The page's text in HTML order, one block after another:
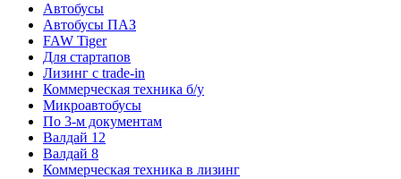
Автобусы
Автобусы ПАЗ
FAW Tiger
Для стартапов
Лизинг с trade-in
Коммерческая техника б/у
Микроавтобусы
По 3-м документам
Валдай 12
Валдай 8
Коммерческая техника в лизинг